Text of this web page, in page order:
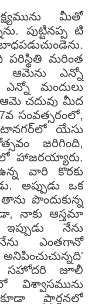
మీతో
పుట్టినప్ప టి
పరిస్థితి మరింత
ఆమెను ఎన్నో
ఎన్నో మందులు
చదువు మీద
సంవత్సరంలో,
యేసు
జరిగింది,
హాజరయ్యారు.
వారి కొరకు
అప్పుడు ఒక
పొందుకున్న
నాకు ఆస్తమా
నేను
నేను ఎంతగానో
సహోదరి జూలీ
విశ్వాసమును
ప్రార్థనలో